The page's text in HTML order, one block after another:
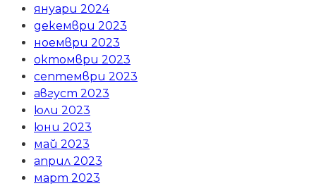
януари 2024
декември 2023
ноември 2023
октомври 2023
септември 2023
август 2023
юли 2023
юни 2023
май 2023
април 2023
март 2023